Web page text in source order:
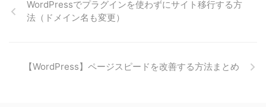
WordPressでプラグインを使わずにサイト移行する方
法（ドメイン名も変更）
【WordPress】ページスピードを改善する方法まとめ